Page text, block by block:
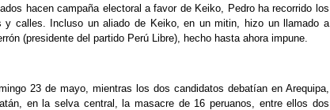
hacen campaña electoral a favor de Keiko, Pedro ha recorrido los
y calles. Incluso un aliado de Keiko, en un mitin, hizo un llamado a
(presidente del partido Perú Libre), hecho hasta ahora impune.
23 de mayo, mientras los dos candidatos debatían en Arequipa,
en la selva central, la masacre de 16 peruanos, entre ellos dos